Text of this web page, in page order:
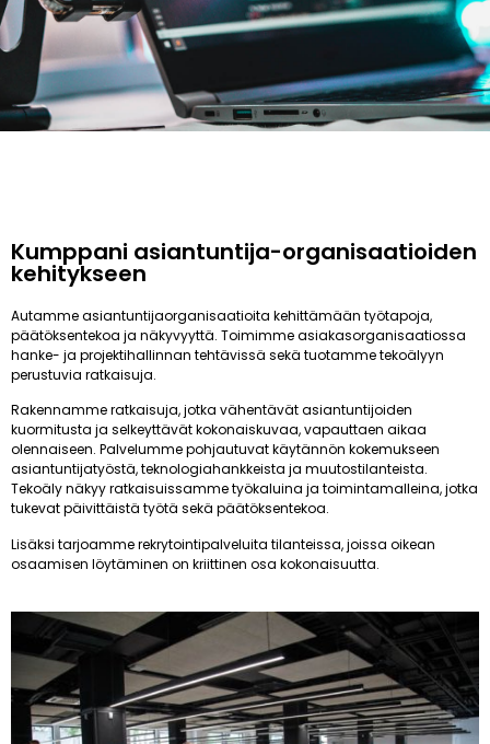
Kumppani asiantuntija-organisaatioiden
kehitykseen
Autamme asiantuntijaorganisaatioita kehittämään työtapoja,
päätöksentekoa ja näkyvyyttä. Toimimme asiakasorganisaatiossa
hanke- ja projektihallinnan tehtävissä sekä tuotamme tekoälyyn
perustuvia ratkaisuja.
Rakennamme ratkaisuja, jotka vähentävät asiantuntijoiden
kuormitusta ja selkeyttävät kokonaiskuvaa, vapauttaen aikaa
olennaiseen. Palvelumme pohjautuvat käytännön kokemukseen
asiantuntijatyöstä, teknologiahankkeista ja muutostilanteista.
Tekoäly näkyy ratkaisuissamme työkaluina ja toimintamalleina, jotka
tukevat päivittäistä työtä sekä päätöksentekoa.
Lisäksi tarjoamme rekrytointipalveluita tilanteissa, joissa oikean
osaamisen löytäminen on kriittinen osa kokonaisuutta.